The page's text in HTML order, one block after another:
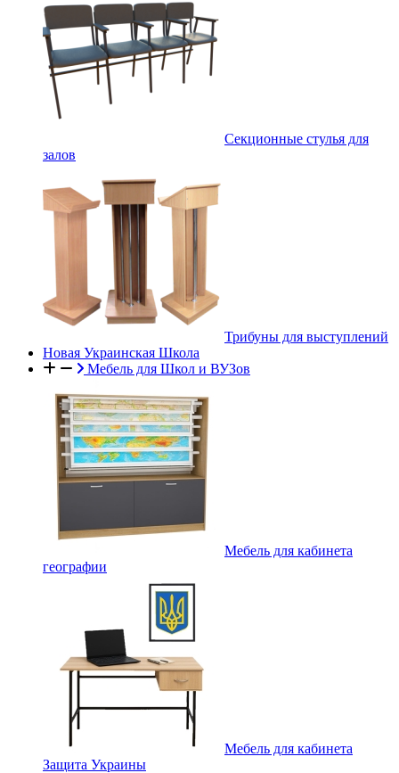
Секционные стулья для
залов
Трибуны для выступлений
Новая Украинская Школа
Мебель для Школ и ВУЗов
Мебель для кабинета
географии
Мебель для кабинета
Защита Украины